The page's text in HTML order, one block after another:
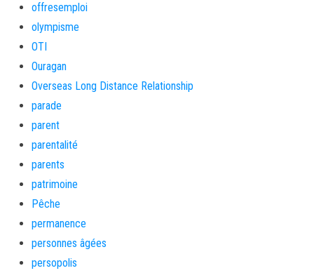
offresemploi
olympisme
OTI
Ouragan
Overseas Long Distance Relationship
parade
parent
parentalité
parents
patrimoine
Pêche
permanence
personnes âgées
persopolis